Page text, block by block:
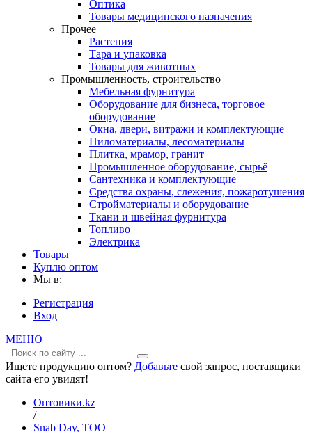
Оптика
Товары медицинского назначения
Прочее
Растения
Тара и упаковка
Товары для животных
Промышленность, строительство
Мебельная фурнитура
Оборудование для бизнеса, торговое
оборудование
Окна, двери, витражи и комплектующие
Пиломатериалы, лесоматериалы
Плитка, мрамор, гранит
Промышленное оборудование, сырьё
Сантехника и комплектующие
Средства охраны, слежения, пожаротушения
Стройматериалы и оборудование
Ткани и швейная фурнитура
Топливо
Электрика
Товары
Куплю оптом
Мы в:
Регистрация
Вход
МЕНЮ
Ищете продукцию оптом? Добавьте свой запрос, поставщики
сайта его увидят!
Оптовики.kz
/
Snab Day, ТОО